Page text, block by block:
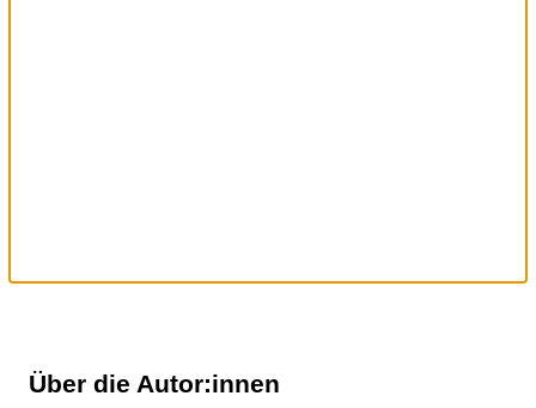
Über die Autor:innen